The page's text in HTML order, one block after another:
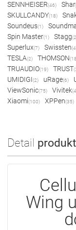
SENNHEISER(46)
SKULLCANDY(18)
Soundeus(1)
Spin Master(1) Stagg
Superlux(7) Swissten
TESLA(2) THOMSON
TRUAUDIO(19) TRUST
UMIDIGI(2) uRage(6)
ViewSonic(75) Vivitek
Xiaomi(100) XPPen(35)
Detail
Wing